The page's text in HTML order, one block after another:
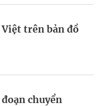
trên bản đồ
chuyển
xanh: sức
Phụ nữ
Mạnh dạn đón
doanh trong